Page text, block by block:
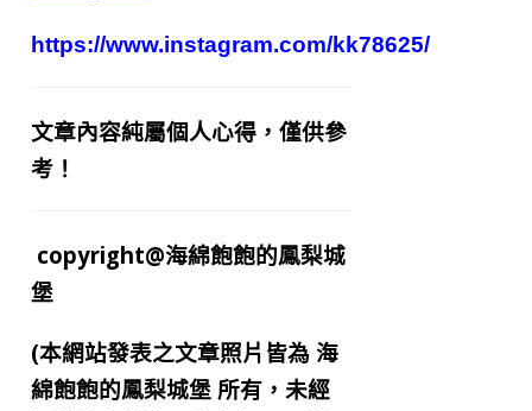
https://www.instagram.com/kk78625/
文章內容純屬個人心得，僅供參
考！
copyright@海綿飽飽的鳳梨城
堡
(本網站發表之文章照片皆為 海
綿飽飽的鳳梨城堡 所有，未經